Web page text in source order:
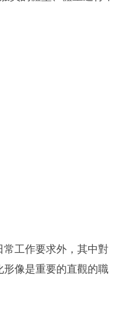
工作要求外，其中對
像是重要的直觀的職